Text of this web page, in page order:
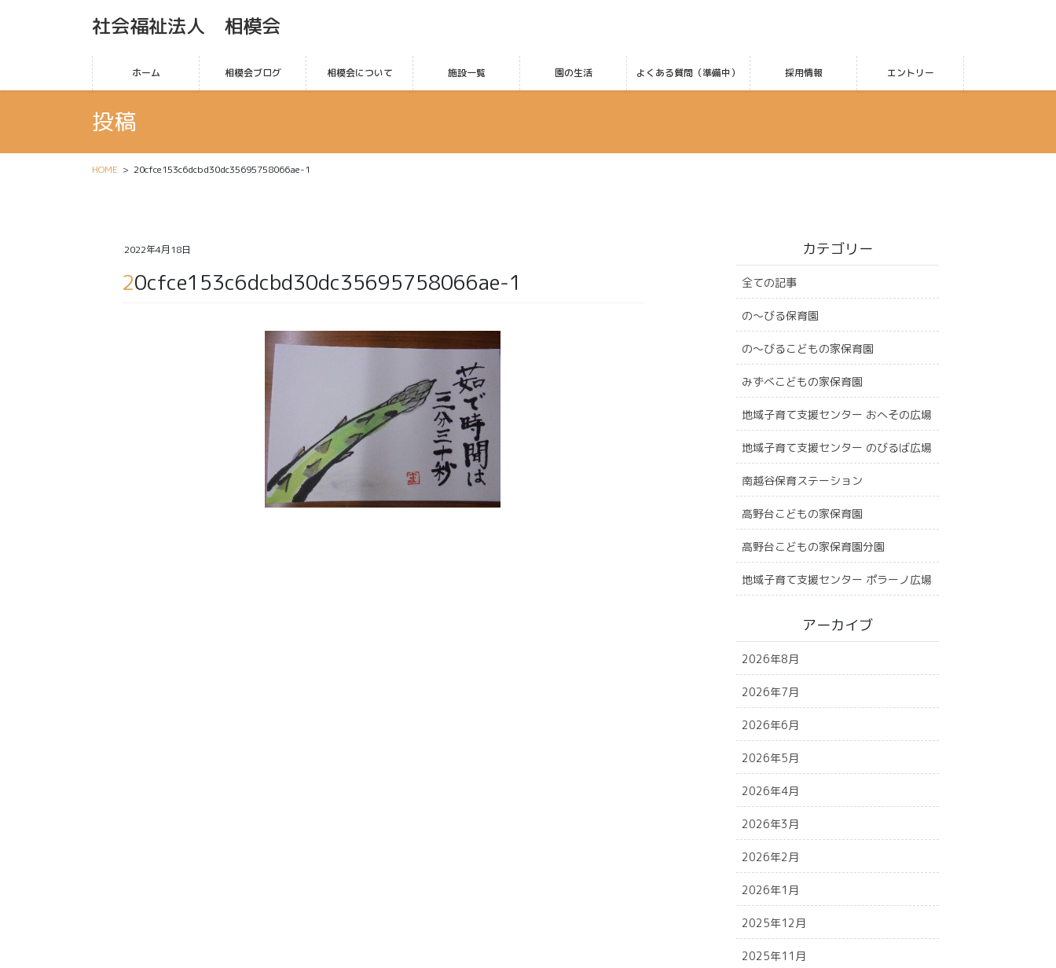
社会福祉法人 相模会
ホーム 相模会ブログ 相模会について 施設一覧 園の生活 よくある質問（準備中） 採用情報 エントリー
投稿
HOME 20cfce153c6dcbd30dc35695758066ae-1
2022年4月18日
20cfce153c6dcbd30dc35695758066ae-1
カテゴリー
全ての記事
の〜びる保育園
の〜びるこどもの家保育園
みずべこどもの家保育園
地域子育て支援センター おへその広場
地域子育て支援センター のびるば広場
南越谷保育ステーション
高野台こどもの家保育園
高野台こどもの家保育園分園
地域子育て支援センター ポラーノ広場
アーカイブ
2026年8月
2026年7月
2026年6月
2026年5月
2026年4月
2026年3月
2026年2月
2026年1月
2025年12月
2025年11月